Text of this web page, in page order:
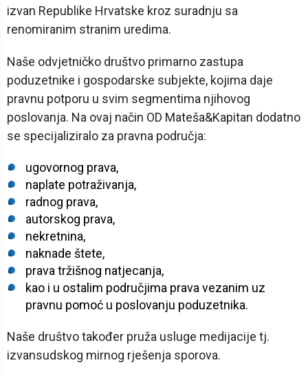
izvan Republike Hrvatske kroz suradnju sa
renomiranim stranim uredima.
Naše odvjetničko društvo primarno zastupa
poduzetnike i gospodarske subjekte, kojima daje
pravnu potporu u svim segmentima njihovog
poslovanja. Na ovaj način OD Mateša&Kapitan dodatno
se specijaliziralo za pravna područja:
ugovornog prava,
naplate potraživanja,
radnog prava,
autorskog prava,
nekretnina,
naknade štete,
prava tržišnog natjecanja,
kao i u ostalim područjima prava vezanim uz
pravnu pomoć u poslovanju poduzetnika.
Naše društvo također pruža usluge medijacije tj.
izvansudskog mirnog rješenja sporova.